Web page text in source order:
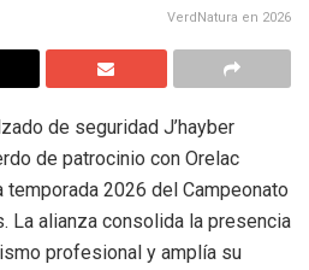
VerdNatura en 2026
de seguridad J’hayber
de patrocinio con Orelac
temporada 2026 del Campeonato
La alianza consolida la presencia
profesional y amplía su